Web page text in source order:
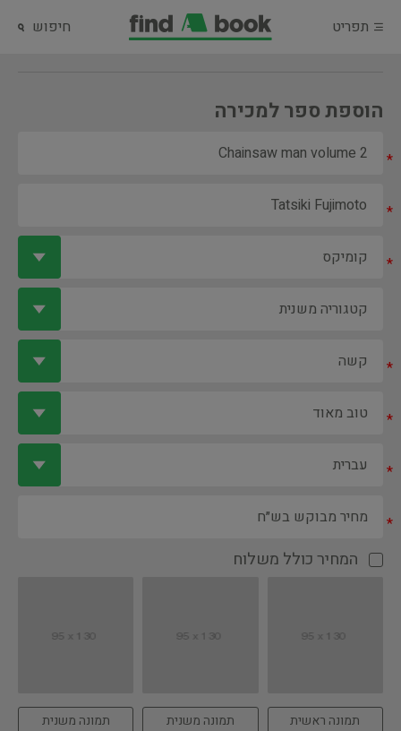
תפריט חיפוש
הוספת ספר למכירה
*
*
*
*
*
*
*
המחיר כולל משלוח
תמונה ראשית תמונה משנית תמונה משנית